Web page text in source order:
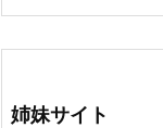
姉妹サイト